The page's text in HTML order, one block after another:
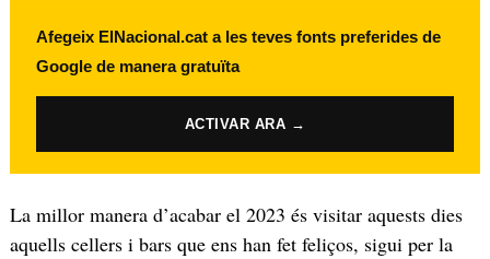
Afegeix ElNacional.cat a les teves fonts preferides de
Google de manera gratuïta
ACTIVAR ARA →
La millor manera d’acabar el 2023 és visitar aquests dies
aquells cellers i bars que ens han fet feliços, sigui per la